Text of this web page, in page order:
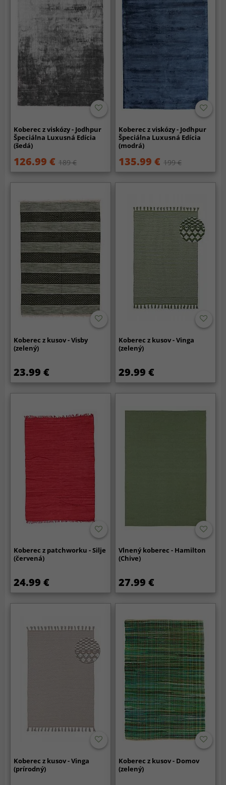
Koberec z viskózy - Jodhpur
Špeciálna Luxusná Edícia
(šedá)
126.99 € 189 €
Koberec z viskózy - Jodhpur
Špeciálna Luxusná Edícia
(modrá)
135.99 € 199 €
Koberec z kusov - Visby
(zelený)
23.99 €
Koberec z kusov - Vinga
(zelený)
29.99 €
Koberec z patchworku - Silje
(červená)
24.99 €
Vlnený koberec - Hamilton
(Chive)
27.99 €
Koberec z kusov - Vinga
(prírodný)
Koberec z kusov - Domov
(zelený)